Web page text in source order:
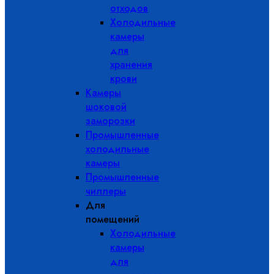
отходов
Холодильные
камеры
для
хранения
крови
Камеры
шоковой
заморозки
Промышленные
холодильные
камеры
Промышленные
чиллеры
Для
помещений
Холодильные
камеры
для